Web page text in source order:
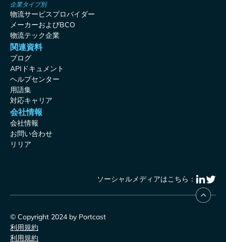
企業タイプ別
物流サービスプロバイダー
メーカーおよびBCO
物流テック企業
関連資料
ブログ
APIドキュメント
ヘルプセンター
用語集
対応キャリア
会社情報
会社情報
お問い合わせ
リリア
ソーシャルメディアはこちら：
© Copyright 2024 by Portcast
利用規約
利用規約